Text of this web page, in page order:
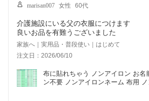
marisan007 女性 60代
介護施設にいる父の衣服につけます
良いお品を有難うございました
家族へ｜実用品・普段使い｜はじめて
注文日：2026/06/10
布に貼れちゃう ノンアイロン お名
ン不要 ノンアイロンネーム 布用